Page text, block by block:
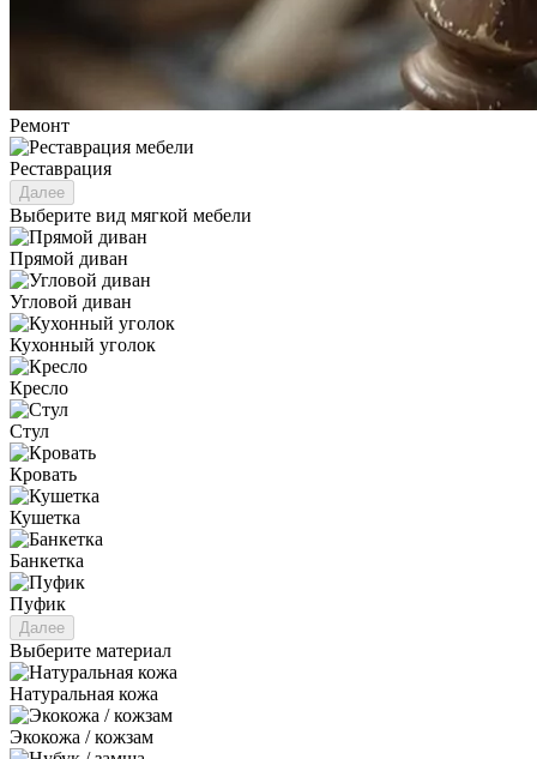
Ремонт
Реставрация
Далее
Выберите вид мягкой мебели
Прямой диван
Угловой диван
Кухонный уголок
Кресло
Стул
Кровать
Кушетка
Банкетка
Пуфик
Далее
Выберите материал
Натуральная кожа
Экокожа / кожзам